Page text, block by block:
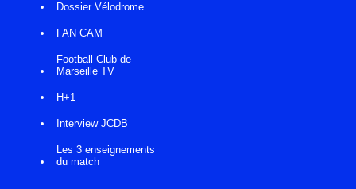
Dossier Vélodrome
FAN CAM
Football Club de
Marseille TV
H+1
Interview JCDB
Les 3 enseignements
du match